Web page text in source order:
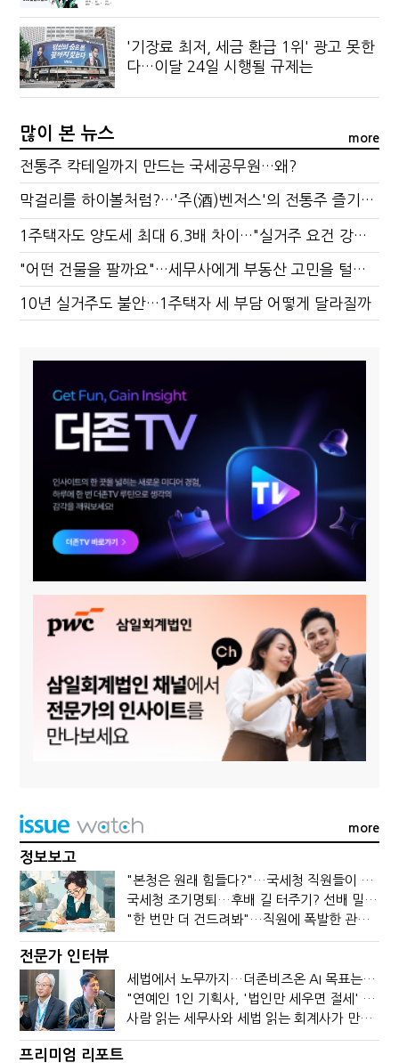
'기장료 최저, 세금 환급 1위' 광고 못한
다…이달 24일 시행될 규제는
많이 본 뉴스 more
전통주 칵테일까지 만드는 국세공무원…왜?
막걸리를 하이볼처럼?…'주(酒)벤저스'의 전통주 즐기는 법
1주택자도 양도세 최대 6.3배 차이…"실거주 요건 강화하자"
"어떤 건물을 팔까요"…세무사에게 부동산 고민을 털어놓는 이유
10년 실거주도 불안…1주택자 세 부담 어떻게 달라질까
more
정보보고
"본청은 원래 힘들다?"…국세청 직원들이 떠나는 이유
국세청 조기명퇴…후배 길 터주기? 선배 밀어내기?
"한 번만 더 건드려봐"…직원에 폭발한 관세청장, 왜?
전문가 인터뷰
세법에서 노무까지…더존비즈온 AI 목표는 '전문가의 시간'
"연예인 1인 기획사, '법인만 세우면 절세' 시대 끝났다"
사람 읽는 세무사와 세법 읽는 회계사가 만나면?
프리미엄 리포트